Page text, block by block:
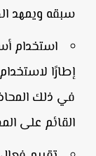
سبقه ويمهد
استخدام
إطارًا
في ذلك
القائم على